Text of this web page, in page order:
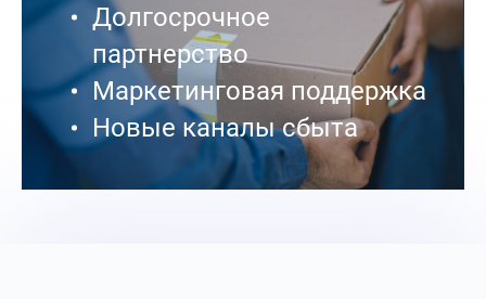
Долгосрочное
партнерство
Маркетинговая поддержка
Новые каналы сбыта